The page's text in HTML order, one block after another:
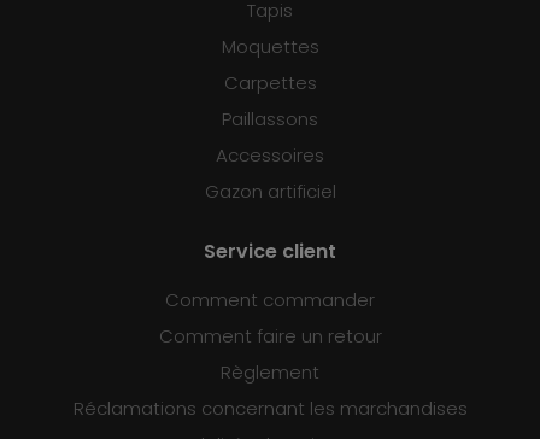
Tapis
Moquettes
Carpettes
Paillassons
Accessoires
Gazon artificiel
Service client
Comment commander
Comment faire un retour
Règlement
Réclamations concernant les marchandises